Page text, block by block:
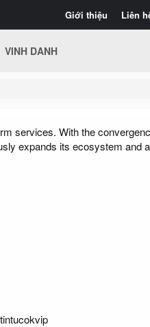
Giới thiệu Liên
VINH DANH
services. With the
expands its ecosystem and